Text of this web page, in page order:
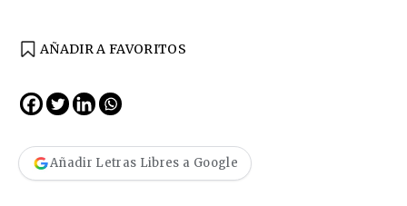
AÑADIR A FAVORITOS
Añadir Letras Libres a Google